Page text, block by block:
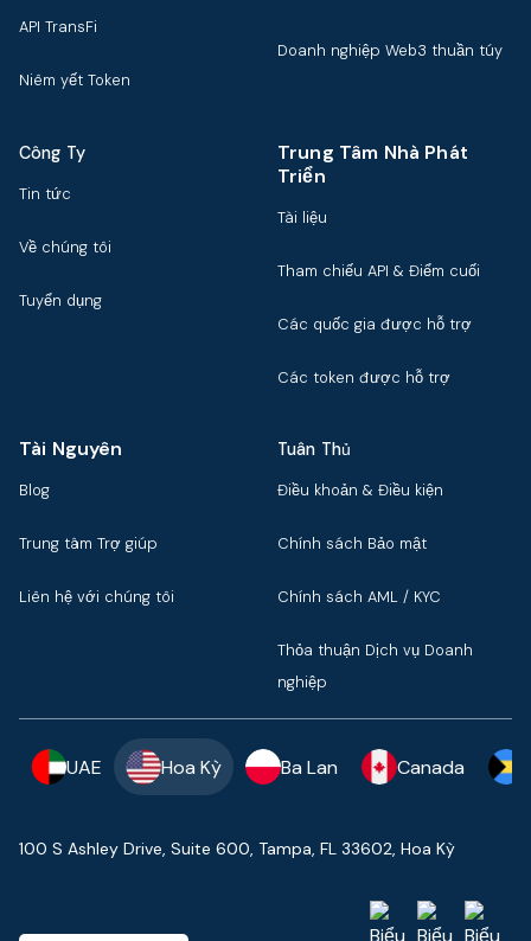
API TransFi
Niêm yết Token
Doanh nghiệp Web3 thuần túy
Công Ty
Tin tức
Về chúng tôi
Tuyển dụng
Trung Tâm Nhà Phát
Triển
Tài liệu
Tham chiếu API & Điểm cuối
Các quốc gia được hỗ trợ
Các token được hỗ trợ
Tài Nguyên
Blog
Trung tâm Trợ giúp
Liên hệ với chúng tôi
Tuân Thủ
Điều khoản & Điều kiện
Chính sách Bảo mật
Chính sách AML / KYC
Thỏa thuận Dịch vụ Doanh
nghiệp
UAE Hoa Kỳ Ba Lan Canada
100 S Ashley Drive, Suite 600, Tampa, FL 33602, Hoa Kỳ